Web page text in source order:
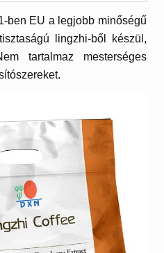
ben EU a legjobb minőségű
lingzhi-ből készül,
tartalmaz mesterséges